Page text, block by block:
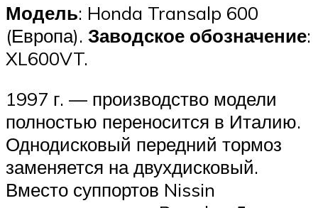
Модель: Honda Transalp 600
(Европа). Заводское обозначение:
XL600VT.
1997 г. — производство модели
полностью переносится в Италию.
Однодисковый передний тормоз
заменяется на двухдисковый.
Вместо суппортов Nissin